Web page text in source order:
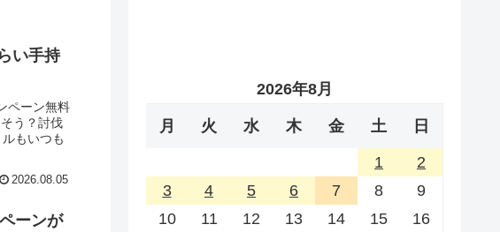
ペーン無料
う？討伐
もいつも
2026.08.05
ーンが
2026年8月
月 火 水 木 金 土 日
1
2
3
4 5 6 7 8
9
10
11 12 13 14 15
16